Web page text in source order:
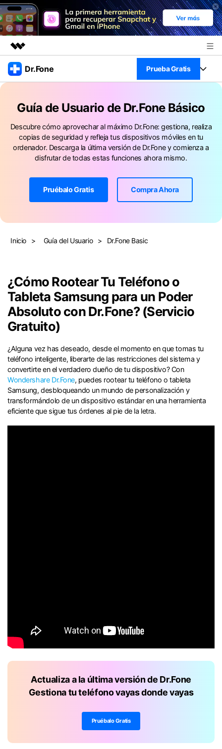
Productos destacados
Resumen
Soluciones
Sala de prensa
Dr.Fone Prueba Gratis
Productos
Para PC
Herramientas Online
Recursos
Soporte
Transferencia de Datos
Gestor de Datos
Reparación de Móviles
Encuentra Más Soluciones
Iniciar sesión
Guía de Usuario de Dr.Fone Básico
Descubre cómo aprovechar al máximo Dr.Fone: gestiona, realiza
copias de seguridad y refleja tus dispositivos móviles en tu
ordenador. Descarga la última versión de Dr.Fone y comienza a
disfrutar de todas estas funciones ahora mismo.
Pruébalo Gratis Compra Ahora
Inicio > Guía del Usuario > Dr.Fone Basic
¿Cómo Rootear Tu Teléfono o
Tableta Samsung para un Poder
Absoluto con Dr.Fone? (Servicio
Gratuito)
¿Alguna vez has deseado, desde el momento en que tomas tu
teléfono inteligente, liberarte de las restricciones del sistema y
convertirte en el verdadero dueño de tu dispositivo? Con
Wondershare Dr.Fone, puedes rootear tu teléfono o tableta
Samsung, desbloqueando un mundo de personalización y
transformándolo de un dispositivo estándar en una herramienta
eficiente que sigue tus órdenes al pie de la letra.
Actualiza a la última versión de Dr.Fone
Gestiona tu teléfono vayas donde vayas
Pruébalo Gratis